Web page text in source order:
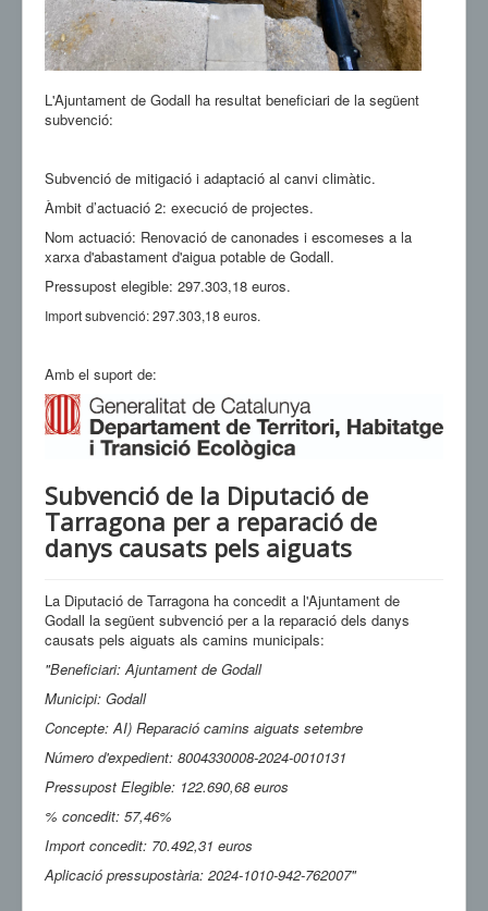
L'Ajuntament de Godall ha resultat beneficiari de la següent
subvenció:
Subvenció de mitigació i adaptació al canvi climàtic.
Àmbit d’actuació 2: execució de projectes.
Nom actuació: Renovació de canonades i escomeses a la
xarxa d'abastament d'aigua potable de Godall.
Pressupost elegible: 297.303,18 euros.
Import subvenció: 297.303,18 euros.
Amb el suport de:
Subvenció de la Diputació de
Tarragona per a reparació de
danys causats pels aiguats
La Diputació de Tarragona ha concedit a l'Ajuntament de
Godall la següent subvenció per a la reparació dels danys
causats pels aiguats als camins municipals:
"Beneficiari: Ajuntament de Godall
Municipi: Godall
Concepte: AI) Reparació camins aiguats setembre
Número d'expedient: 8004330008-2024-0010131
Pressupost Elegible: 122.690,68 euros
% concedit: 57,46%
Import concedit: 70.492,31 euros
Aplicació pressupostària: 2024-1010-942-762007"